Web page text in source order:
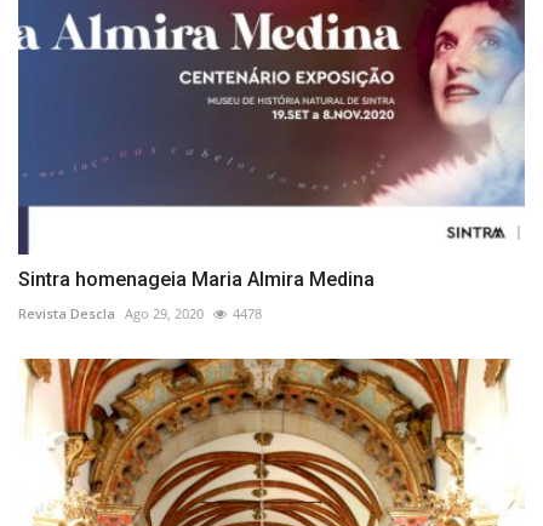
Sintra homenageia Maria Almira Medina
Revista Descla Ago 29, 2020 4478